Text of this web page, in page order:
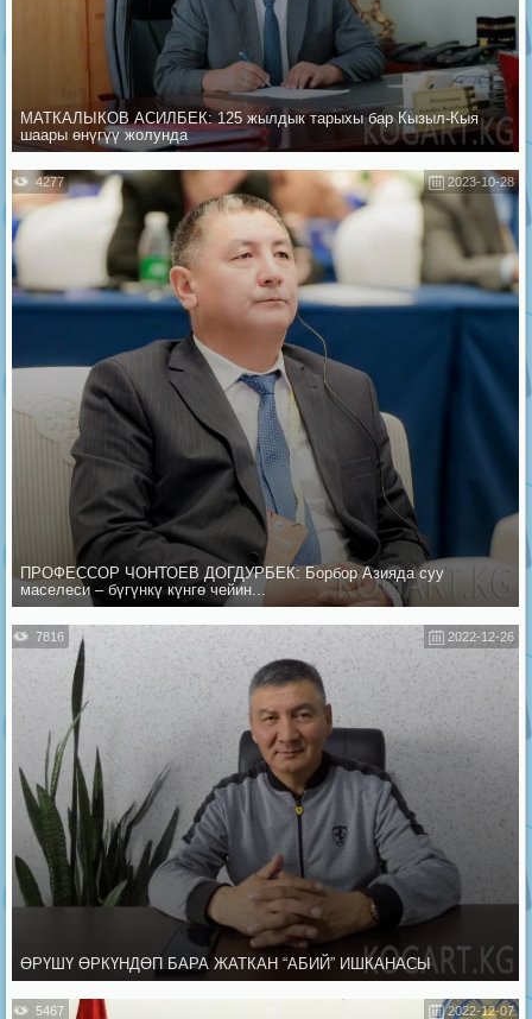
МАТКАЛЫКОВ АСИЛБЕК: 125 жылдык тарыхы бар Кызыл-Кыя
шаары өнүгүү жолунда
2023-10-28
4277
ПРОФЕССОР ЧОНТОЕВ ДОГДУРБЕК: Борбор Азияда суу
маселеси – бүгүнкү күнгө чейин...
2022-12-26
7816
ӨРҮШҮ ӨРКҮНДӨП БАРА ЖАТКАН “АБИЙ” ИШКАНАСЫ
2022-12-07
5467